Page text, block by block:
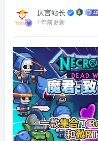
仄言站长
1年前更新